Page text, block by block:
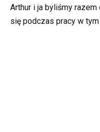
Arthur i ja byliśmy
się podczas pracy w